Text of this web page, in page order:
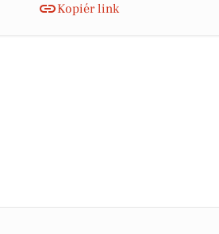
Kopiér link